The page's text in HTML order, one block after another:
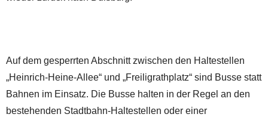
Auf dem gesperrten Abschnitt zwischen den Haltestellen
„Heinrich-Heine-Allee“ und „Freiligrathplatz“ sind Busse statt
Bahnen im Einsatz. Die Busse halten in der Regel an den
bestehenden Stadtbahn-Haltestellen oder einer